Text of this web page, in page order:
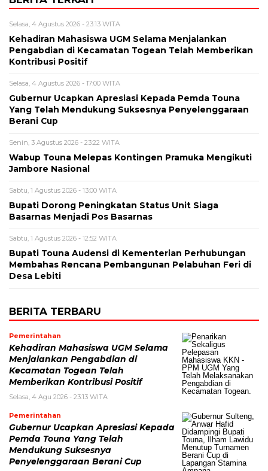
Selasa, 4 Agustus 2026 - 23:13 WITA
Kehadiran Mahasiswa UGM Selama Menjalankan
Pengabdian di Kecamatan Togean Telah Memberikan
Kontribusi Positif
Selasa, 4 Agustus 2026 - 17:00 WITA
Gubernur Ucapkan Apresiasi Kepada Pemda Touna
Yang Telah Mendukung Suksesnya Penyelenggaraan
Berani Cup
Senin, 3 Agustus 2026 - 23:22 WITA
Wabup Touna Melepas Kontingen Pramuka Mengikuti
Jambore Nasional
Sabtu, 1 Agustus 2026 - 13:00 WITA
Bupati Dorong Peningkatan Status Unit Siaga
Basarnas Menjadi Pos Basarnas
Sabtu, 1 Agustus 2026 - 12:52 WITA
Bupati Touna Audensi di Kementerian Perhubungan
Membahas Rencana Pembangunan Pelabuhan Feri di
Desa Lebiti
BERITA TERBARU
Pemerintahan
Kehadiran Mahasiswa UGM Selama
Menjalankan Pengabdian di
Kecamatan Togean Telah
Memberikan Kontribusi Positif
Selasa, 4 Agu 2026 - 23:13 WITA
Pemerintahan
Gubernur Ucapkan Apresiasi Kepada
Pemda Touna Yang Telah
Mendukung Suksesnya
Penyelenggaraan Berani Cup